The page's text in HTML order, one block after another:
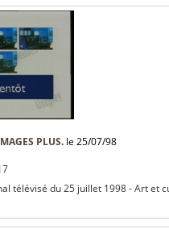
PLUS. le 25/07/98
télévisé du 25 juillet 1998 - Art et